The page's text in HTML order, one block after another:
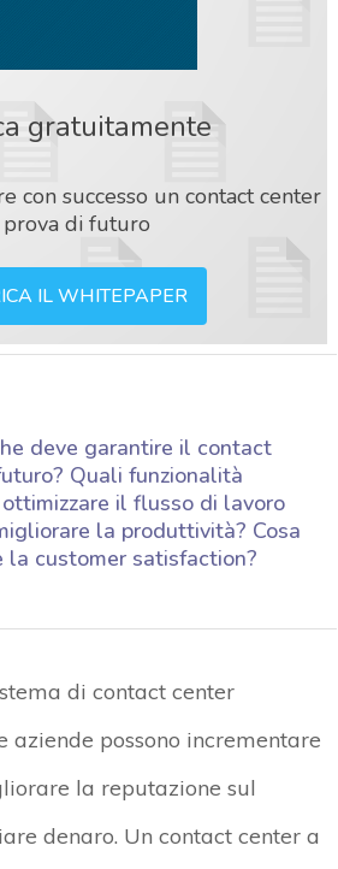
gratuitamente
con successo un contact center
prova di futuro
IL WHITEPAPER
deve garantire il contact
Quali funzionalità
il flusso di lavoro
la produttività? Cosa
la customer satisfaction?
di contact center
aziende possono incrementare
la reputazione sul
denaro. Un contact center a